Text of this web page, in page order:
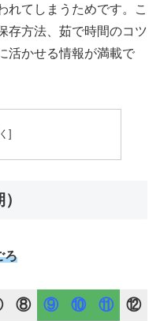
れてしまうためです。こ
存方法、茹で時間のコツ
活かせる情報が満載で
ろ
⑧ ⑨ ⑩ ⑪ ⑫